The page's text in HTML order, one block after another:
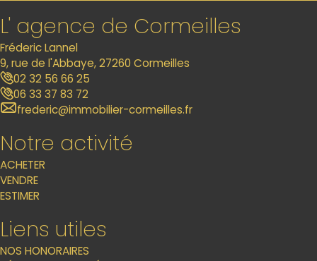
L' agence de Cormeilles
Fréderic Lannel
9, rue de l'Abbaye, 27260 Cormeilles
02 32 56 66 25
06 33 37 83 72
frederic@immobilier-cormeilles.fr
Notre activité
ACHETER
VENDRE
ESTIMER
Liens utiles
NOS HONORAIRES